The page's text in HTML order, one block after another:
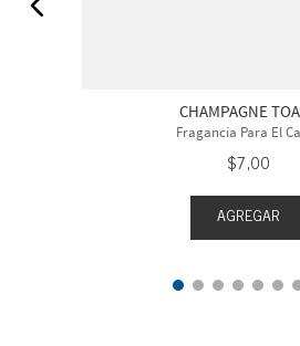
CHAMPAGNE
Fragancia Para El
$7,00
AGREGAR